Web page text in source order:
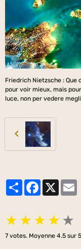
Friedrich Nietzsche : Que
pour voir mieux, mais
luce, non per vedere
PartagerFacebook
X
★ ★ ★ ★ ★
7 votes. Moyenne 4.5 sur